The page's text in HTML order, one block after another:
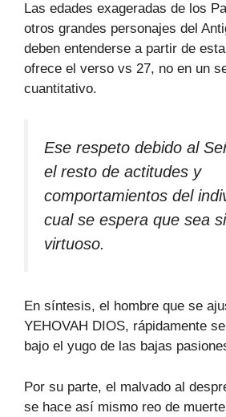
Las edades exageradas de los
otros grandes personajes del
deben entenderse a partir de
ofrece el verso vs 27, no en un
cuantitativo.
Ese respeto debido al
el resto de actitudes y
comportamientos del
cual se espera que sea
virtuoso.
En síntesis, el hombre que se
YEHOVAH DIOS, rápidamente
bajo el yugo de las bajas
Por su parte, el malvado al
se hace así mismo reo de